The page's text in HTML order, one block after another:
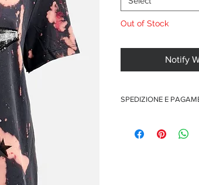
Out of Stock
Notify
SPEDIZIONE E
Pagamenti sicuri con